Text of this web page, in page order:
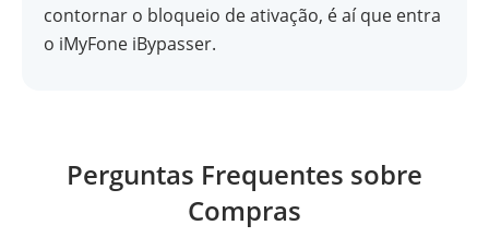
contornar o bloqueio de ativação, é aí que entra
o iMyFone iBypasser.
Perguntas Frequentes sobre
Compras